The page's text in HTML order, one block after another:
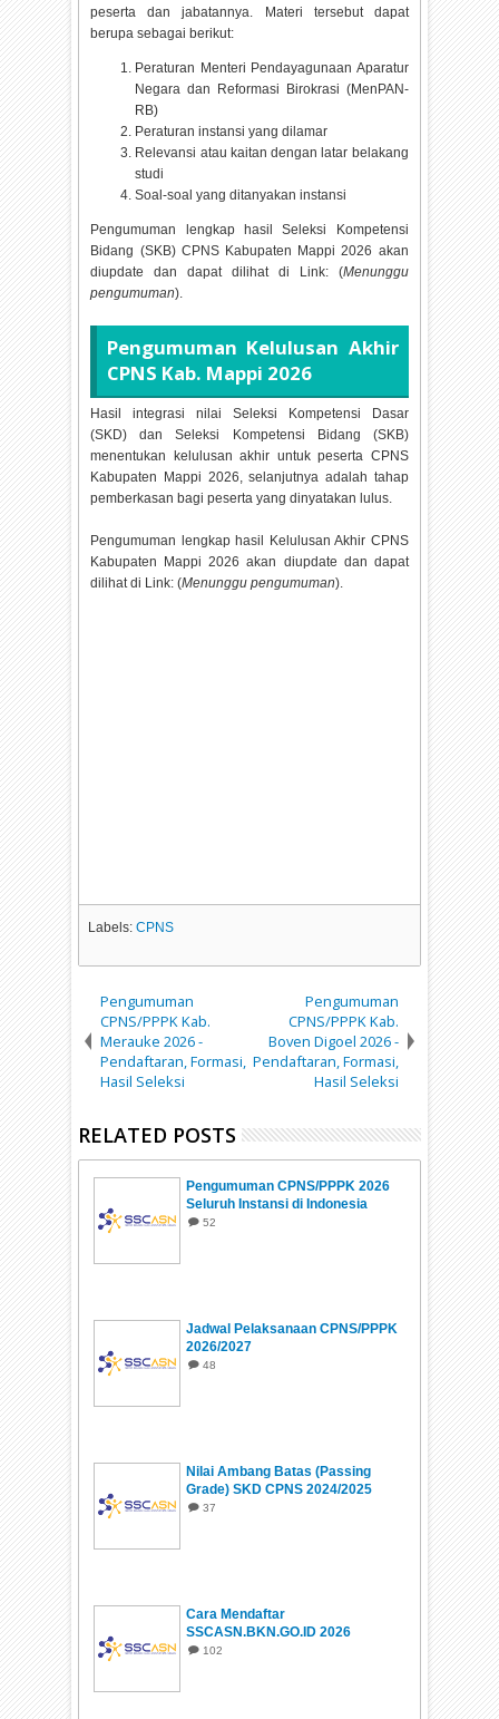
peserta dan jabatannya. Materi tersebut dapat
berupa sebagai berikut:
Peraturan Menteri Pendayagunaan Aparatur
Negara dan Reformasi Birokrasi (MenPAN-
RB)
Peraturan instansi yang dilamar
Relevansi atau kaitan dengan latar belakang
studi
Soal-soal yang ditanyakan instansi
Pengumuman lengkap hasil Seleksi Kompetensi
Bidang (SKB) CPNS Kabupaten Mappi2026 akan
diupdate dan dapat dilihat di Link: (Menunggu
pengumuman).
Pengumuman Kelulusan Akhir
CPNS Kab. Mappi 2026
Hasil integrasi nilai Seleksi Kompetensi Dasar
(SKD) dan Seleksi Kompetensi Bidang (SKB)
menentukan kelulusan akhir untuk peserta CPNS
Kabupaten Mappi 2026, selanjutnya adalah tahap
pemberkasan bagi peserta yang dinyatakan lulus.
Pengumuman lengkap hasil Kelulusan Akhir CPNS
Kabupaten Mappi2026 akan diupdate dan dapat
dilihat di Link: (Menunggu pengumuman).
Labels:CPNS
Pengumuman
CPNS/PPPK Kab.
Merauke 2026 -
Pendaftaran, Formasi,
Hasil Seleksi
Pengumuman
CPNS/PPPK Kab.
Boven Digoel 2026 -
Pendaftaran, Formasi,
Hasil Seleksi
RELATED POSTS
Pengumuman CPNS/PPPK 2026
Seluruh Instansi di Indonesia
52
Jadwal Pelaksanaan CPNS/PPPK
2026/2027
48
Nilai Ambang Batas (Passing
Grade) SKD CPNS 2024/2025
37
Cara Mendaftar
SSCASN.BKN.GO.ID 2026
102